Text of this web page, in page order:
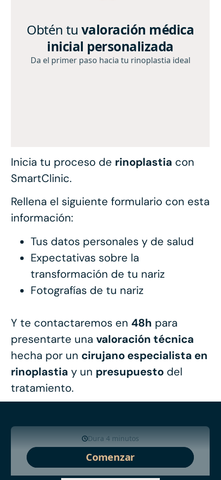
Inicia tu proceso de rinoplastia con
SmartClinic.
Rellena el siguiente formulario con esta
información:
Tus datos personales y de salud
Expectativas sobre la
transformación de tu nariz
Fotografías de tu nariz
Y te contactaremos en 48h para
presentarte unavaloración técnica
hecha por un cirujano especialista en
rinoplastia y un presupuesto del
tratamiento.